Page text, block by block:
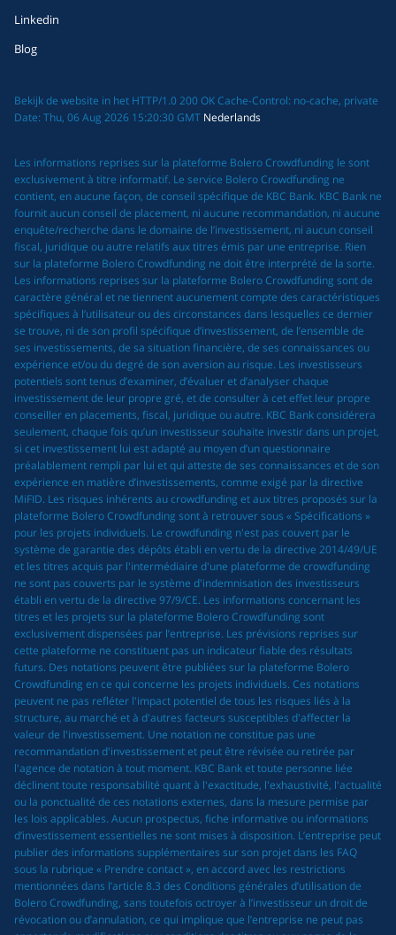
Linkedin
Blog
Bekijk de website in het HTTP/1.0 200 OK Cache-Control: no-cache, private
Date: Thu, 06 Aug 2026 15:20:30 GMT Nederlands
Les informations reprises sur la plateforme Bolero Crowdfunding le sont
exclusivement à titre informatif. Le service Bolero Crowdfunding ne
contient, en aucune façon, de conseil spécifique de KBC Bank. KBC Bank ne
fournit aucun conseil de placement, ni aucune recommandation, ni aucune
enquête/recherche dans le domaine de l’investissement, ni aucun conseil
fiscal, juridique ou autre relatifs aux titres émis par une entreprise. Rien
sur la plateforme Bolero Crowdfunding ne doit être interprété de la sorte.
Les informations reprises sur la plateforme Bolero Crowdfunding sont de
caractère général et ne tiennent aucunement compte des caractéristiques
spécifiques à l’utilisateur ou des circonstances dans lesquelles ce dernier
se trouve, ni de son profil spécifique d’investissement, de l’ensemble de
ses investissements, de sa situation financière, de ses connaissances ou
expérience et/ou du degré de son aversion au risque. Les investisseurs
potentiels sont tenus d’examiner, d’évaluer et d’analyser chaque
investissement de leur propre gré, et de consulter à cet effet leur propre
conseiller en placements, fiscal, juridique ou autre. KBC Bank considérera
seulement, chaque fois qu’un investisseur souhaite investir dans un projet,
si cet investissement lui est adapté au moyen d’un questionnaire
préalablement rempli par lui et qui atteste de ses connaissances et de son
expérience en matière d’investissements, comme exigé par la directive
MiFID. Les risques inhérents au crowdfunding et aux titres proposés sur la
plateforme Bolero Crowdfunding sont à retrouver sous « Spécifications »
pour les projets individuels. Le crowdfunding n'est pas couvert par le
système de garantie des dépôts établi en vertu de la directive 2014/49/UE
et les titres acquis par l'intermédiaire d'une plateforme de crowdfunding
ne sont pas couverts par le système d'indemnisation des investisseurs
établi en vertu de la directive 97/9/CE. Les informations concernant les
titres et les projets sur la plateforme Bolero Crowdfunding sont
exclusivement dispensées par l’entreprise. Les prévisions reprises sur
cette plateforme ne constituent pas un indicateur fiable des résultats
futurs. Des notations peuvent être publiées sur la plateforme Bolero
Crowdfunding en ce qui concerne les projets individuels. Ces notations
peuvent ne pas refléter l'impact potentiel de tous les risques liés à la
structure, au marché et à d'autres facteurs susceptibles d'affecter la
valeur de l'investissement. Une notation ne constitue pas une
recommandation d'investissement et peut être révisée ou retirée par
l'agence de notation à tout moment. KBC Bank et toute personne liée
déclinent toute responsabilité quant à l'exactitude, l'exhaustivité, l'actualité
ou la ponctualité de ces notations externes, dans la mesure permise par
les lois applicables. Aucun prospectus, fiche informative ou informations
d’investissement essentielles ne sont mises à disposition. L’entreprise peut
publier des informations supplémentaires sur son projet dans les FAQ
sous la rubrique « Prendre contact », en accord avec les restrictions
mentionnées dans l’article 8.3 des Conditions générales d’utilisation de
Bolero Crowdfunding, sans toutefois octroyer à l’investisseur un droit de
révocation ou d’annulation, ce qui implique que l’entreprise ne peut pas